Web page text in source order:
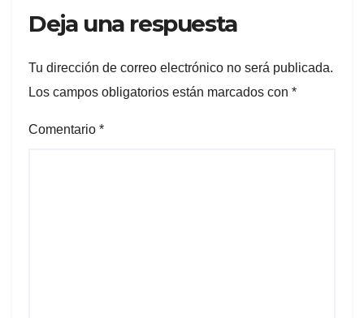
Deja una respuesta
Tu dirección de correo electrónico no será publicada.
Los campos obligatorios están marcados con *
Comentario *